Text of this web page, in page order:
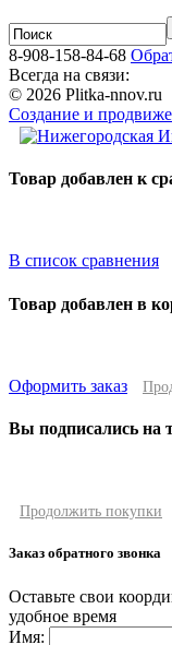
8-908-158-84-68
Всегда на связи:
© 2026 Plitka-nnov.ru
Создание и
Товар добавлен к
В список сравнения
Товар добавлен в
Оформить заказ
Вы подписались на
Продолжить покупки
Заказ обратного звонка
Оставьте свои
удобное время
Имя: